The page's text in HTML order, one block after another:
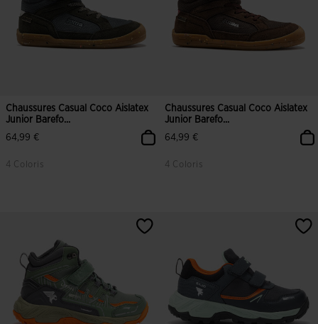
Chaussures Casual Coco Aislatex
Junior Barefo...
64,99 €
4 Coloris
Chaussures Casual Coco Aislatex
Junior Barefo...
64,99 €
4 Coloris